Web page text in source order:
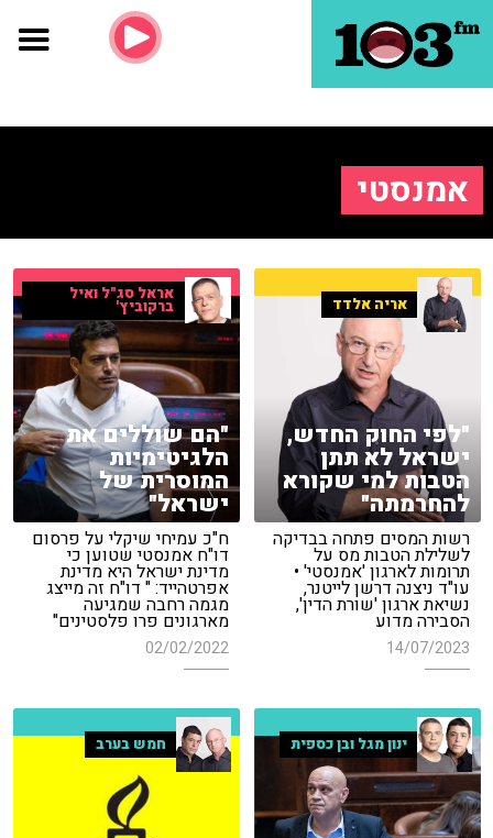
אמנסטי
אריה אלדד
"לפי החוק החדש,
ישראל לא תתן
הטבות למי שקורא
להחרמתה"
רשות המסים פתחה בבדיקה
לשלילת הטבות מס על
תרומות לארגון 'אמנסטי' •
עו"ד ניצנה דרשן לייטנר,
נשיאת ארגון 'שורת הדין',
הסבירה מדוע
14/07/2023
אראל סג"ל ואיל
ברקוביץ'
"הם שוללים את
הלגיטימיות
המוסרית של
ישראל"
ח"כ עמיחי שיקלי על פרסום
דו"ח אמנסטי שטוען כי
מדינת ישראל היא מדינת
אפרטהייד: " דו"ח זה מייצג
מגמה רחבה שמגיעה
מארגונים פרו פלסטינים"
02/02/2022
ינון מגל ובן כספית חמש בערב